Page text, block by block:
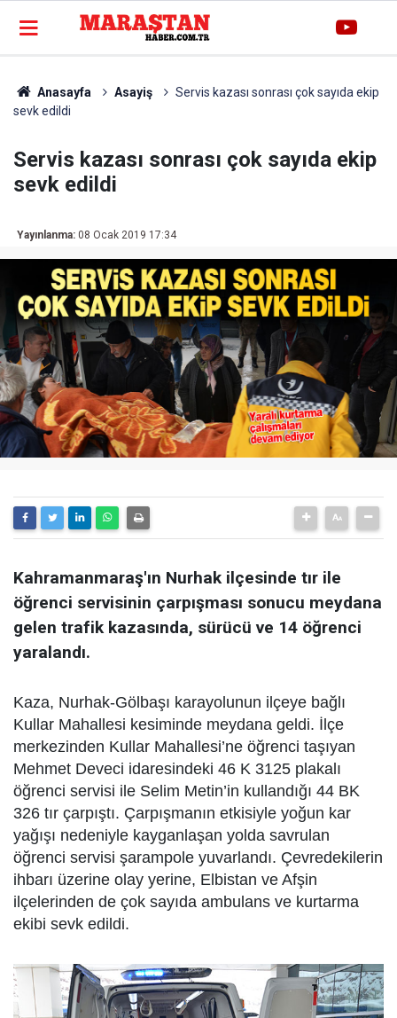
Anasayfa Asayiş
Servis kazası sonrası çok sayıda ekip
sevk edildi
Servis kazası sonrası çok sayıda ekip
sevk edildi
Yayınlanma: 08 Ocak 2019 17:34
Kahramanmaraş'ın Nurhak ilçesinde tır ile
öğrenci servisinin çarpışması sonucu meydana
gelen trafik kazasında, sürücü ve 14 öğrenci
yaralandı.
Kaza, Nurhak-Gölbaşı karayolunun ilçeye bağlı
Kullar Mahallesi kesiminde meydana geldi. İlçe
merkezinden Kullar Mahallesi’ne öğrenci taşıyan
Mehmet Deveci idaresindeki 46 K 3125 plakalı
öğrenci servisi ile Selim Metin’in kullandığı 44 BK
326 tır çarpıştı. Çarpışmanın etkisiyle yoğun kar
yağışı nedeniyle kayganlaşan yolda savrulan
öğrenci servisi şarampole yuvarlandı. Çevredekilerin
ihbarı üzerine olay yerine, Elbistan ve Afşin
ilçelerinden de çok sayıda ambulans ve kurtarma
ekibi sevk edildi.